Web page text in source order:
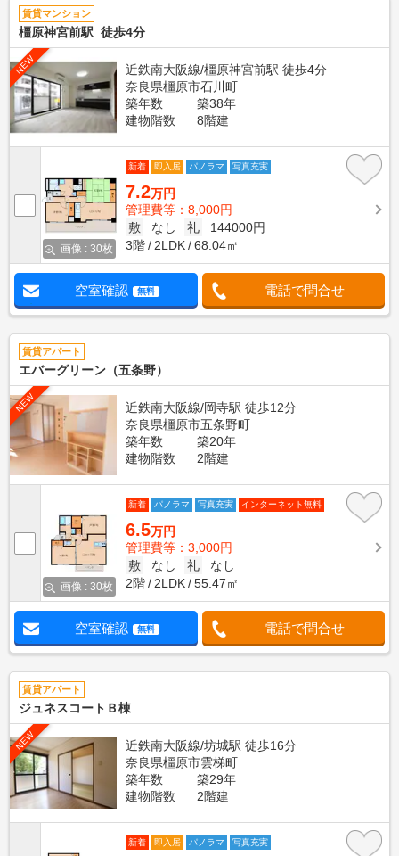
賃貸マンション
橿原神宮前駅 徒歩4分
NEW
近鉄南大阪線/橿原神宮前駅 徒歩4分
奈良県橿原市石川町
築年数
築38年
建物階数
8階建
画像 : 30枚
新着 即入居 パノラマ 写真充実
7.2万円
管理費等：8,000円
敷
なし 礼
144000円
3階
2LDK 68.04㎡
空室確認 無料 電話で問合せ
賃貸アパート
エバーグリーン（五条野）
NEW
近鉄南大阪線/岡寺駅 徒歩12分
奈良県橿原市五条野町
築年数
築20年
建物階数
2階建
画像 : 30枚
新着 パノラマ 写真充実 インターネット無料
6.5万円
管理費等：3,000円
敷
なし 礼
なし
2階
2LDK 55.47㎡
空室確認 無料 電話で問合せ
賃貸アパート
ジュネスコートＢ棟
NEW
近鉄南大阪線/坊城駅 徒歩16分
奈良県橿原市雲梯町
築年数
築29年
建物階数
2階建
新着 即入居 パノラマ 写真充実